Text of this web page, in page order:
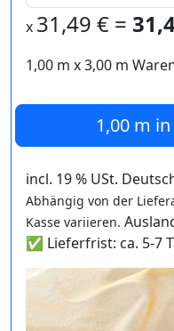
x 31,49 € =
1,00 m x3,00 m
1,00 m
incl. 19 % USt.
Abhängig von der
Kasse variieren.
✅ Lieferfrist: ca. 5-7